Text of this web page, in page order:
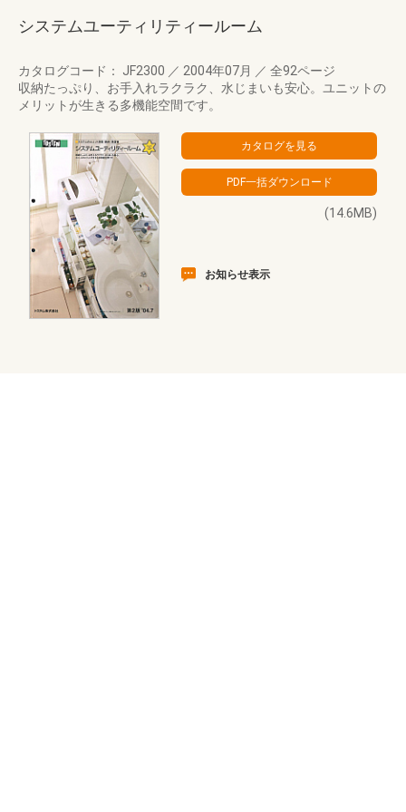
システムユーティリティールーム
カタログコード： JF2300 ／ 2004年07月 ／ 全92ページ
収納たっぷり、お手入れラクラク、水じまいも安心。ユニットの
メリットが生きる多機能空間です。
(14.6MB)
お知らせ表示